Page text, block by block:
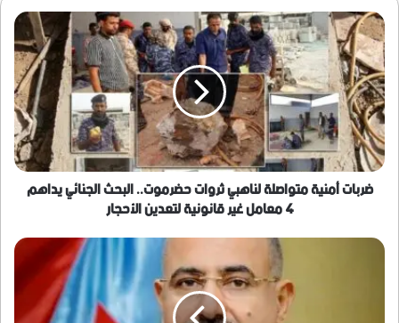
ضربات
أمنية
متواصلة
لناهبي
ثروات
حضرموت..
البحث
الجنائي
يداهم
معامل
قانونية
لتعدين
ضربات أمنية متواصلة لناهبي ثروات حضرموت.. البحث الجنائي يداهم
4 معامل غير قانونية لتعدين الأحجار
الرئيس